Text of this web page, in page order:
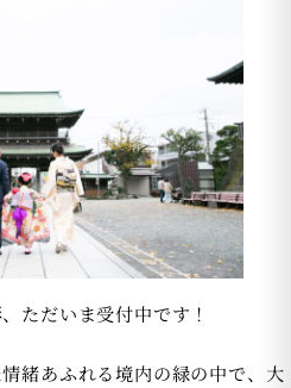
ただいま受付中です！
緒あふれる境内の緑の中で、大